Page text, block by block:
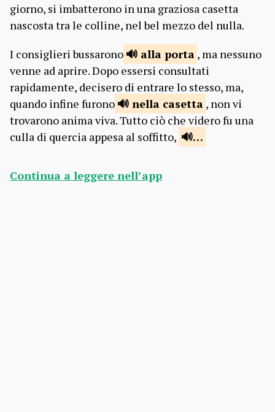
giorno, si imbatterono in una graziosa casetta
nascosta tra le colline, nel bel mezzo del nulla.
I consiglieri bussarono
alla porta , ma nessuno
venne ad aprire. Dopo essersi consultati
rapidamente, decisero di entrare lo stesso, ma,
quando infine furono
nella casetta , non vi
trovarono anima viva. Tutto ciò che videro fu una
culla di quercia appesa al soffitto,
…
Continua a leggere nell’app